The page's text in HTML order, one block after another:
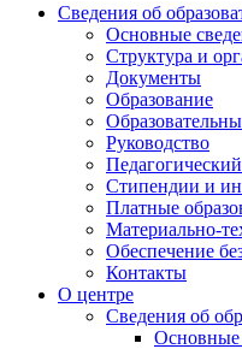
Сведения об
Основные
Структура и
Документы
Образование
Руководство
Педагогический
Стипендии и
Платные
Материально-
Обеспечение
Контакты
О центре
Сведения об
Основные